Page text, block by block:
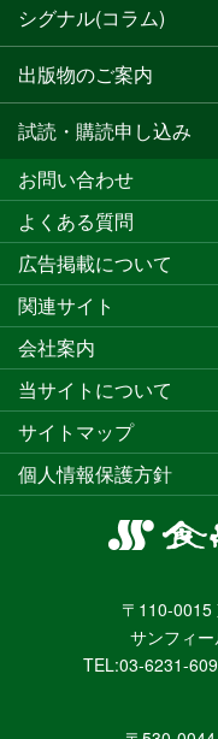
シグナル(コラム)
出版物のご案内
試読・購読申し込み
〒110-0015
サンフィ
TEL:03-6231-
お問い合わせ
よくある質問
広告掲載について
関連サイト
会社案内
当サイトについて
サイトマップ
個人情報保護方針